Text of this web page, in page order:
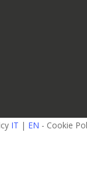
IT | EN - Cookie